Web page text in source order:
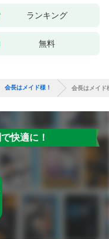
ランキング
無料
会長はメイド様！ 会長はメイ
快適に！